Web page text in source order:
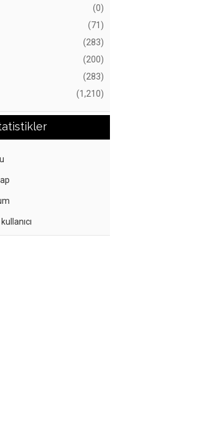
(0)
(71)
(283)
(200)
(283)
(1,210)
kullanıcı